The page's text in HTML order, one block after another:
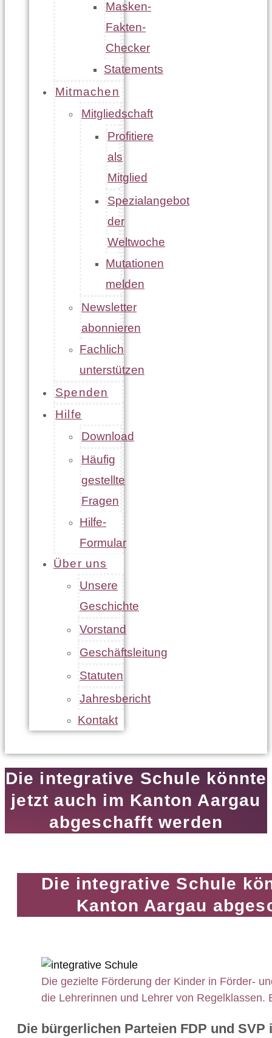
Masken-
Fakten-
Checker
Statements
Mitmachen
Mitgliedschaft
Profitiere
als
Mitglied
Spezialangebot
der
Weltwoche
Mutationen
melden
Newsletter
abonnieren
Fachlich
unterstützen
Spenden
Hilfe
Download
Häufig
gestellte
Fragen
Hilfe-
Formular
Über uns
Unsere
Geschichte
Vorstand
Geschäftsleitung
Statuten
Jahresbericht
Kontakt
Die integrative Schule könnte
jetzt auch im Kanton Aargau
abgeschafft werden
Die integrative Schule
Kanton Aargau
Die gezielte Förderung der Kinder in Förder-
die Lehrerinnen und Lehrer von Regelklassen.
Die bürgerlichen Parteien FDP und